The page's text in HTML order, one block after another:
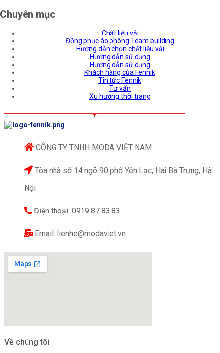
Chuyên mục
Chất liệu vải
Đồng phục áo phông Team building
Hướng dẫn chọn chất liệu vải
Hướng dẫn sử dụng
Hướng dẫn sử dụng
Khách hàng của Fennik
Tin tức Fennik
Tư vấn
Xu hướng thời trang
CÔNG TY TNHH MODA VIỆT NAM
Tòa nhà số 14 ngõ 90 phố Yên Lạc, Hai Bà Trưng, Hà
Nội
Điện thoại: 0919.87.83.83
Email: lienhe@modaviet.vn
Về chúng tôi